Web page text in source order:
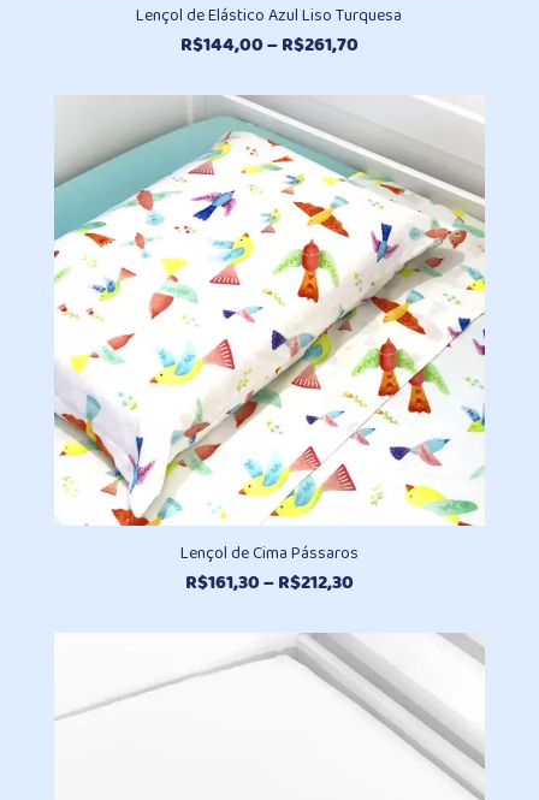
Lençol de Elástico Azul Liso Turquesa
R$144,00–R$261,70Faixa
preço:
R$144,00
através
R$261,70
Lençol de Cima Pássaros
R$161,30–R$212,30Faixa
preço:
R$161,30
através
R$212,30